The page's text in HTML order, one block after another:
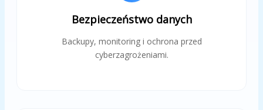
Bezpieczeństwo danych
Backupy, monitoring i ochrona przed
cyberzagrożeniami.